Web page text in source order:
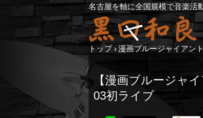
名古屋を軸に全国規模で音楽活
トップ › 漫画ブルージャイアン
【漫画ブルージャ
03初ライブ